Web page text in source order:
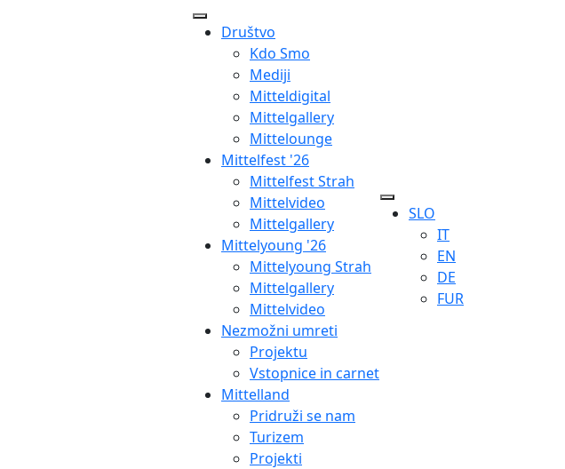
Društvo
Kdo Smo
Mediji
Mitteldigital
Mittelgallery
Mittelounge
Mittelfest '26
Mittelfest Strah
Mittelvideo
Mittelgallery
Mittelyoung '26
Mittelyoung Strah
Mittelgallery
Mittelvideo
Nezmožni umreti
Projektu
Vstopnice in carnet
Mittelland
Pridruži se nam
Turizem
Projekti
SLO
IT
EN
DE
FUR